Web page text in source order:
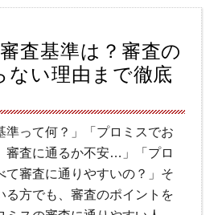
査基準は？審査の
ない理由まで徹底
準って何？」「プロミスでお
審査に通るか不安…」「プロ
て審査に通りやすいの？」そ
る方でも、審査のポイントを